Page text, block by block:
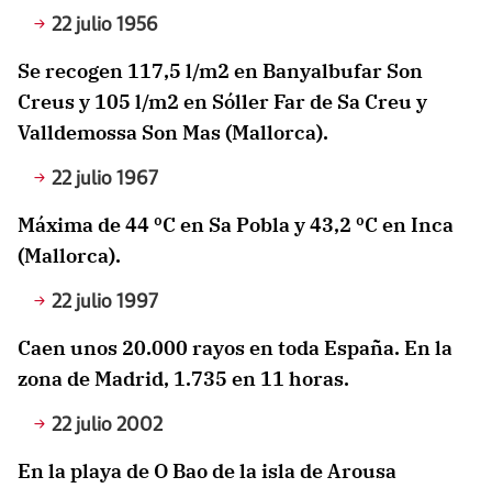
22 julio 1956
Se recogen 117,5 l/m2 en Banyalbufar Son
Creus y 105 l/m2 en Sóller Far de Sa Creu y
Valldemossa Son Mas (Mallorca).
22 julio 1967
Máxima de 44 ºC en Sa Pobla y 43,2 ºC en Inca
(Mallorca).
22 julio 1997
Caen unos 20.000 rayos en toda España. En la
zona de Madrid, 1.735 en 11 horas.
22 julio 2002
En la playa de O Bao de la isla de Arousa